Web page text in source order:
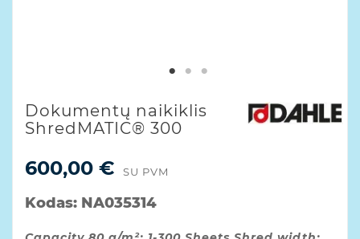
Dokumentų naikiklis
ShredMATIC® 300
600,00 € SU PVM
Kodas: NA035314